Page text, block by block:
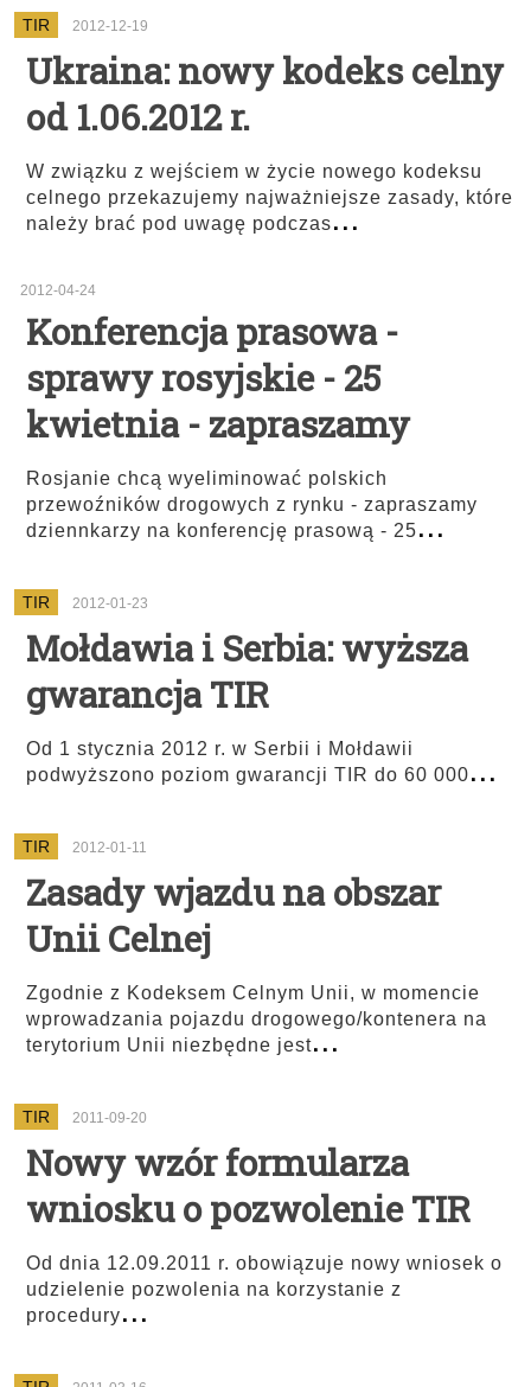
TIR 2012-12-19
Ukraina: nowy kodeks celny
od 1.06.2012 r.
W związku z wejściem w życie nowego kodeksu
celnego przekazujemy najważniejsze zasady, które
należy brać pod uwagę podczas...
2012-04-24
Konferencja prasowa -
sprawy rosyjskie - 25
kwietnia - zapraszamy
Rosjanie chcą wyeliminować polskich
przewoźników drogowych z rynku - zapraszamy
dziennkarzy na konferencję prasową - 25...
TIR 2012-01-23
Mołdawia i Serbia: wyższa
gwarancja TIR
Od 1 stycznia 2012 r. w Serbii i Mołdawii
podwyższono poziom gwarancji TIR do 60 000...
TIR 2012-01-11
Zasady wjazdu na obszar
Unii Celnej
Zgodnie z Kodeksem Celnym Unii, w momencie
wprowadzania pojazdu drogowego/kontenera na
terytorium Unii niezbędne jest...
TIR 2011-09-20
Nowy wzór formularza
wniosku o pozwolenie TIR
Od dnia 12.09.2011 r. obowiązuje nowy wniosek o
udzielenie pozwolenia na korzystanie z
procedury...